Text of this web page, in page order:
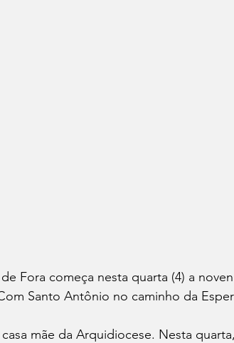
Fora começa nesta quarta (4) a
Santo Antônio no caminho da
mãe da Arquidiocese. Nesta